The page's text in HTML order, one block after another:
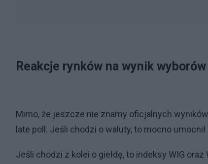
Reakcje rynków na wynik wyborów
Mimo, że jeszcze nie znamy oficjalnych
late poll. Jeśli chodzi o waluty, to mocno
Jeśli chodzi z kolei o giełdę, to indeksy WIG